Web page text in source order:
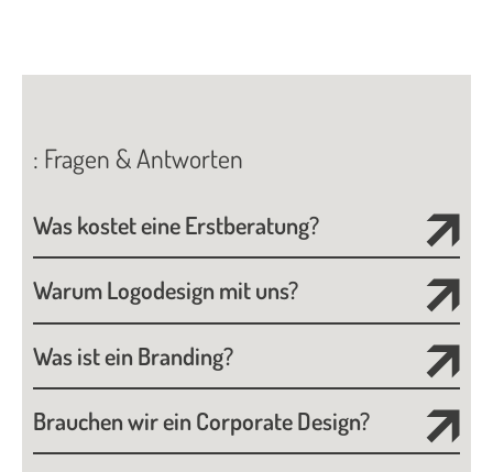
: Fragen & Antworten
Was kostet eine Erstberatung?
Warum Logodesign mit uns?
Was ist ein Branding?
Brauchen wir ein Corporate Design?